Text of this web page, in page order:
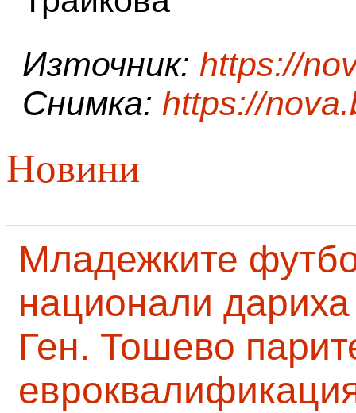
Източник: https://
Снимка: https://
Новини
Младежките
национали
Ген. Тошево